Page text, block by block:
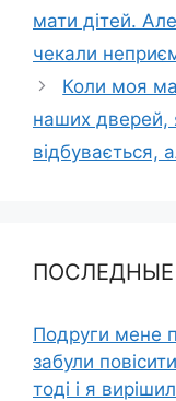
мати дітей.
чекали
Коли моя
наших дверей,
відбувається,
Подруги мене
забули
тоді і я